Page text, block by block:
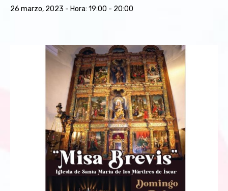
26 marzo, 2023 - Hora: 19:00 - 20:00